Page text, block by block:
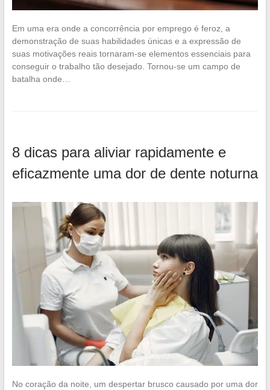
Em uma era onde a concorrência por emprego é feroz, a
demonstração de suas habilidades únicas e a expressão de
suas motivações reais tornaram-se elementos essenciais para
conseguir o trabalho tão desejado. Tornou-se um campo de
batalha onde…
8 dicas para aliviar rapidamente e
eficazmente uma dor de dente noturna
No coração da noite, um despertar brusco causado por uma dor